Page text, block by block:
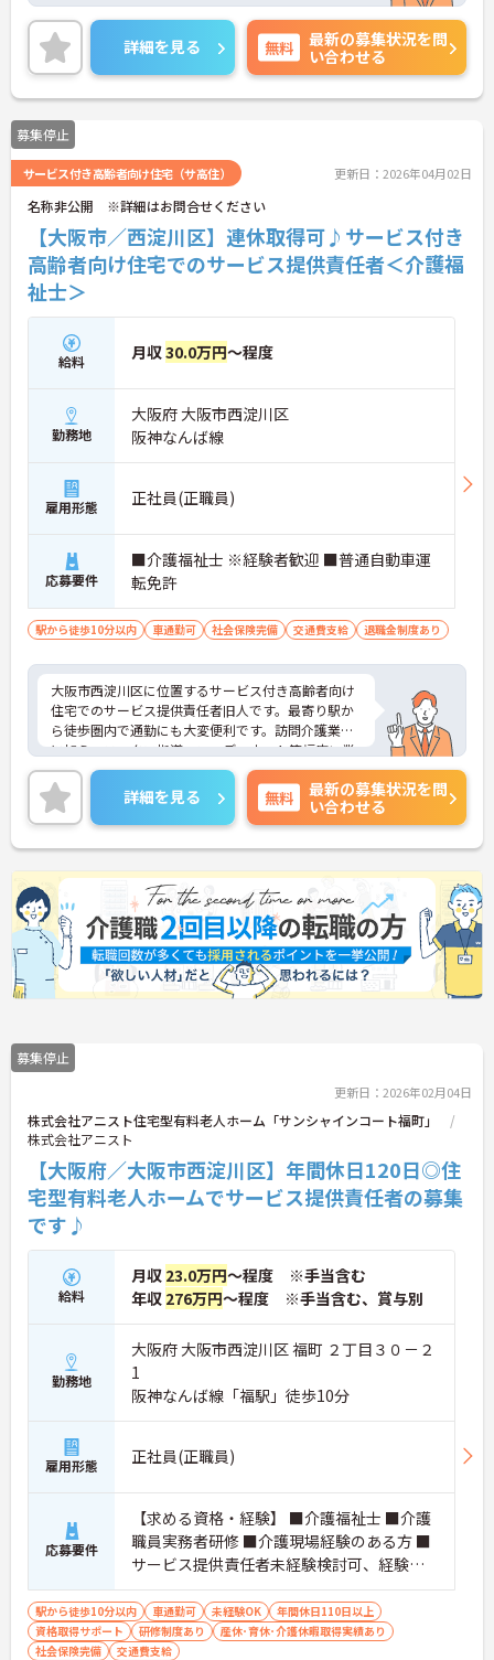
お仕事をお任せします。想定年収530万円以上と高
い給与水準に加え、決算賞与や手当が充実している
還元率の高さが魅力です。緊急時を除き基本日勤の
みの勤務で、残業も月平均10時間以内と少なく、誕
生日休暇などお休みもしっかり確保できます。確定
給付企業年金や会員制高級リゾートの利用など、独
自の福利厚生も大変充実しています。介護福祉士の
資格とご経験を活かしながら、充実した待遇のもと
で新しい施設を作り上げるやりがいを感じていただ
ける、大変おすすめの求人となっております。
★おすすめPOINT★
【安定した高収入と充実の福利厚生】
・想定年収530万円以上と高い給与水準に加えて業
績による決算賞与の支給があります
・確定給付企業年金への加入や勤続3年以上の退職
金制度など将来に向けた備えができます
・会員制リゾート施設の利用や医療費の付加給付な
【ワークライフバランスを大切にできる環境】
・緊急時を除いて基本日勤のみの勤務となり残業も
・年間休日110日のほかご自身の誕生月に1日取得で
きる誕生日休暇があります
・産休育休や子どもの看護休暇などライフステージ
の変化に合わせて柔軟にお休みできます
【手厚いサポートとキャリアアップ体制】
・働きながらさらなる上位資格を目指せる費用全額
負担の資格取得支援制度があります
・サービス提供責任者としてケアプランの立案など
詳細を見る 無料
最新の募集状況を問
い合わせる
募集停止
サービス付き高齢者向け住宅（サ高住） 更新日：2026年04月02日
名称非公開 ※詳細はお問合せください
【大阪市／西淀川区】連休取得可♪サービス付き
高齢者向け住宅でのサービス提供責任者＜介護福
祉士＞
給料 月収30.0万円～程度
勤務地
大阪府 大阪市西淀川区
阪神なんば線
雇用形態 正社員(正職員)
応募要件
■介護福祉士 ※経験者歓迎 ■普通自動車運
転免許
駅から徒歩10分以内 車通勤可 社会保険完備 交通費支給 退職金制度あり
大阪市西淀川区に位置するサービス付き高齢者向け
住宅でのサービス提供責任者旧人です。最寄り駅か
ら徒歩圏内で通勤にも大変便利です。訪問介護業務
に加え、スッタフ指導、コーディネート等幅広い業
務をお任せいたします。公休+有休で5連休以上にし
て有給休暇を100％消化することを推奨しており、
ワークライフバランスも実現できます。ご興味ある
方には、面接対策ポイントなど、さらに詳細をお話
しいたしますのでお気軽にご相談ください！
詳細を見る 無料
最新の募集状況を問
い合わせる
募集停止
更新日：2026年02月04日
株式会社アニスト住宅型有料老人ホーム「サンシャインコート福町」
株式会社アニスト
【大阪府／大阪市西淀川区】年間休日120日◎住
宅型有料老人ホームでサービス提供責任者の募集
です♪
給料
月収 23.0万円～程度 ※手当含む
年収 276万円～程度 ※手当含む、賞与別
勤務地
大阪府 大阪市西淀川区 福町 ２丁目３０－２
1
阪神なんば線「福駅」徒歩10分
雇用形態 正社員(正職員)
応募要件
【求める資格・経験】 ■介護福祉士 ■介護
職員実務者研修 ■介護現場経験のある方 ■
サービス提供責任者未経験検討可、経験者
優遇
駅から徒歩10分以内 車通勤可 未経験OK
年間休日110日以上
資格取得サポート
研修制度あり
産休･育休･介護休暇取得実績あり
社会保険完備
交通費支給